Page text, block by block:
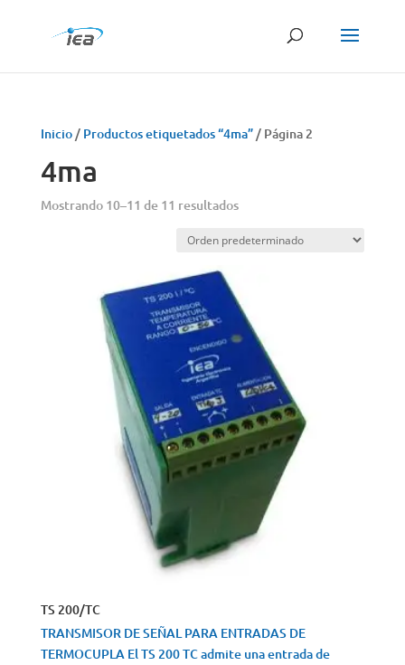
Inicio/ Productos etiquetados “4ma”/ Página 2
4ma
Mostrando 10–11 de 11 resultados
TS 200/TC
TRANSMISOR DE SEÑAL PARA ENTRADAS DE
TERMOCUPLA El TS 200 TC admite una entrada de